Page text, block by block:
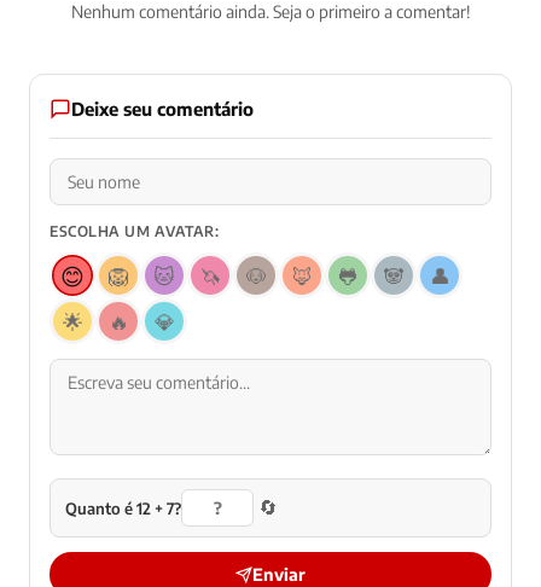
Nenhum comentário ainda. Seja o primeiro a comentar!
Deixe seu comentário
ESCOLHA UM AVATAR:
😊 🦁 🐱 🦄 🐶 🦊 🐸 🐼
👤
🌟
🔥 💎
Quanto é 12 + 7? 🔄
Enviar